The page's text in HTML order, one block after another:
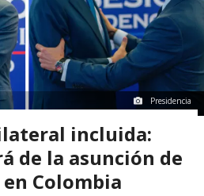
Presidencia
incluida:
de la asunción de
Colombia